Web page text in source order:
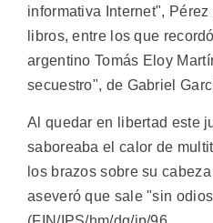
informativa Internet",
libros, entre los que
argentino Tomás Eloy
secuestro", de Gabriel
Al quedar en libertad este
saboreaba el calor de
los brazos sobre su
aseveró que sale "sin